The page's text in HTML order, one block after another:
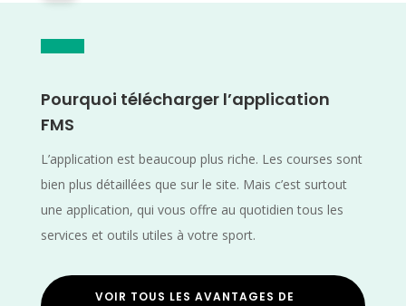
Pourquoi télécharger l’application
FMS
L’application est beaucoup plus riche. Les courses sont
bien plus détaillées que sur le site. Mais c’est surtout
une application, qui vous offre au quotidien tous les
services et outils utiles à votre sport.
VOIR TOUS LES AVANTAGES DE